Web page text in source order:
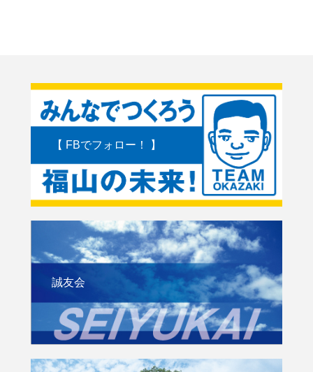
【 FBでフォロー！ 】
誠友会